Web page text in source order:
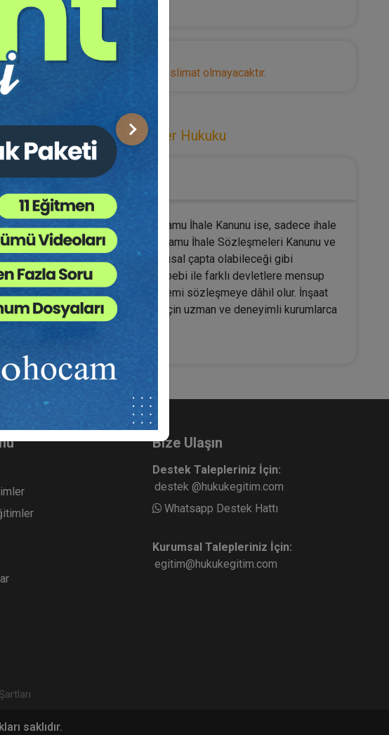
Sonraki
Adresinize herhangi bir teslimat olmayacaktır.
, Sözleşmeler Hukuku
da uygulanmaktadır. Kamu İhale Kanunu ise, sadece ihale
yönelik esaslar ise, Kamu İhale Sözleşmeleri Kanunu ve
sonucu akdedilen sözleşmeler ulusal çapta olabileceği gibi
imkânlarının olmaması sebebi ile farklı devletlere mensup
ve birden fazla hukuk sistemi sözleşmeye dâhil olur. İnşaat
yeknesaklığın sağlanması için uzman ve deneyimli kurumlarca
Bize Ulaşın
Destek Talepleriniz İçin:
destek @hukukegitim.com
Whatsapp Destek Hattı
Kurumsal Talepleriniz İçin:
egitim@hukukegitim.com
saklıdır.